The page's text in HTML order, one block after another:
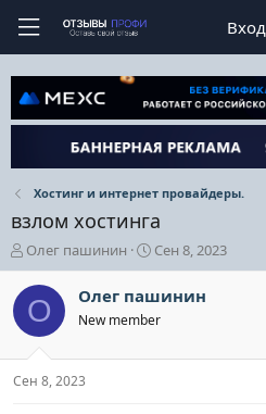
Вход
Хостинг и интернет провайдеры.
взлом хостинга
А
в
т
о
р
е
м
Олег пашинин
Д
а
а
н
ч
Сен 8, 2023
О Олег пашинин
New member
Сен 8, 2023